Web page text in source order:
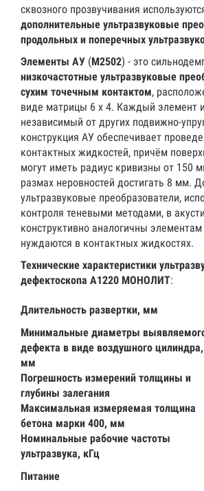
сквозного прозвучивания
дополнительные ультразвуковые
продольных и поперечных
Элементы АУ (М2502) - это
низкочастотные ультразвуковые
сухим точечным контактом,
виде матрицы 6 х 4. Каждый элемент
независимый от других подвижно-
конструкция АУ обеспечивает
контактных жидкостей, причём
могут иметь радиус кривизны от 150
размах неровностей достигать 8 мм.
ультразвуковые преобразователи,
контроля теневыми методами, в
конструктивно аналогичны
нуждаются в контактных жидкостях.
Технические характеристики
дефектоскопа А1220 МОНОЛИТ:
Длительность развертки, мм
Минимальные диаметры
дефекта в виде воздушного цилиндра,
мм
Погрешность измерений толщины и
глубины залегания
Максимальная измеряемая толщина
бетона марки 400, мм
Номинальные рабочие частоты
ультразвука, кГц
Питание